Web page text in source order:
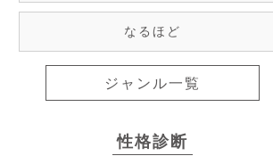
なるほど
ジャンル一覧
性格診断